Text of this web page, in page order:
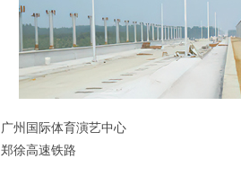
广州国际体育演艺中心
郑徐高速铁路